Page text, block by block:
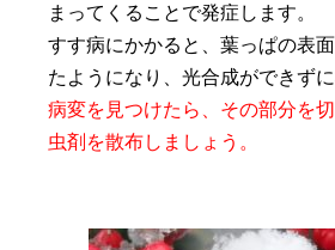
まってくることで発症します。
すす病にかかると、葉っぱの表
たようになり、光合成ができず
病変を見つけたら、その部分を
虫剤を散布しましょう。